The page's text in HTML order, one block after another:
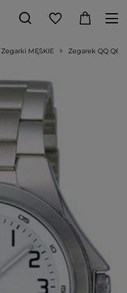
Zegarki MĘSKIE Zegarek QQ